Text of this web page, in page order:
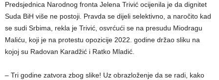
Predsjednica Narodnog fronta Jelena Trivić ocijenila je da dignitet
Suda BiH više ne postoji. Pravda se dijeli selektivno, a naročito kad
se sudi Srbima, rekla je Trivić, osvrćući se na presudu Miodragu
Maliću, koji je na protestu opozicije 2022. godine držao sliku na
kojoj su Radovan Karadžić i Ratko Mladić.
– Tri godine zatvora zbog slike! Uz obrazloženje da se radi, kako